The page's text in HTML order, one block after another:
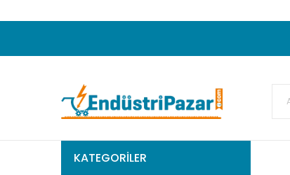
20.000TL ve Üzeri Alışverişlerinizde
KATEGORİLER